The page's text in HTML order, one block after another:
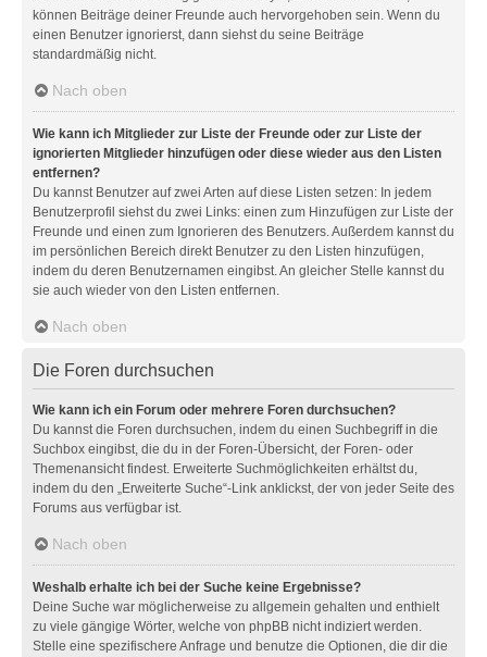
können Beiträge deiner Freunde auch hervorgehoben sein. Wenn du
einen Benutzer ignorierst, dann siehst du seine Beiträge
standardmäßig nicht.
Nach oben
Wie kann ich Mitglieder zur Liste der Freunde oder zur Liste der
ignorierten Mitglieder hinzufügen oder diese wieder aus den Listen
entfernen?
Du kannst Benutzer auf zwei Arten auf diese Listen setzen: In jedem
Benutzerprofil siehst du zwei Links: einen zum Hinzufügen zur Liste der
Freunde und einen zum Ignorieren des Benutzers. Außerdem kannst du
im persönlichen Bereich direkt Benutzer zu den Listen hinzufügen,
indem du deren Benutzernamen eingibst. An gleicher Stelle kannst du
sie auch wieder von den Listen entfernen.
Nach oben
Die Foren durchsuchen
Wie kann ich ein Forum oder mehrere Foren durchsuchen?
Du kannst die Foren durchsuchen, indem du einen Suchbegriff in die
Suchbox eingibst, die du in der Foren-Übersicht, der Foren- oder
Themenansicht findest. Erweiterte Suchmöglichkeiten erhältst du,
indem du den „Erweiterte Suche“-Link anklickst, der von jeder Seite des
Forums aus verfügbar ist.
Nach oben
Weshalb erhalte ich bei der Suche keine Ergebnisse?
Deine Suche war möglicherweise zu allgemein gehalten und enthielt
zu viele gängige Wörter, welche von phpBB nicht indiziert werden.
Stelle eine spezifischere Anfrage und benutze die Optionen, die dir die